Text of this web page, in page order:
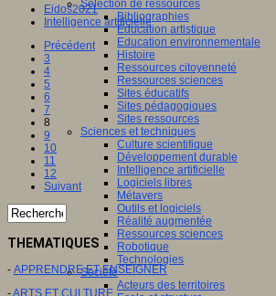
Sélection de ressources
Bibliographies
Education artistique
Education environnementale
Histoire
Ressources citoyenneté
Ressources sciences
Sites éducatifs
Sites pédagogiques
Sites ressources
Sciences et techniques
Culture scientifique
Développement durable
Intelligence artificielle
Logiciels libres
Métavers
Outils et logiciels
Réalité augmentée
Ressources sciences
Robotique
Technologies
Société
Acteurs des territoires
Eidos2021
Intelligence artificielle
Précédent
3
4
5
6
7
8
9
10
11
12
Suivant
THEMATIQUES
- APPRENDRE ET ENSEIGNER